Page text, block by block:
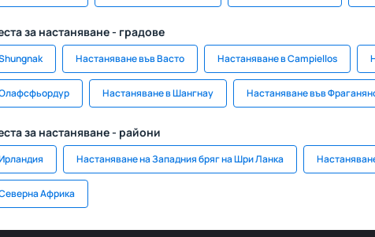
за настаняване - градове
Настаняване във Васто Настаняване в Campiellos
Настаняване в Шангнау Настаняване във
за настаняване - райони
Настаняване на Западния бряг на Шри Ланка
Африка